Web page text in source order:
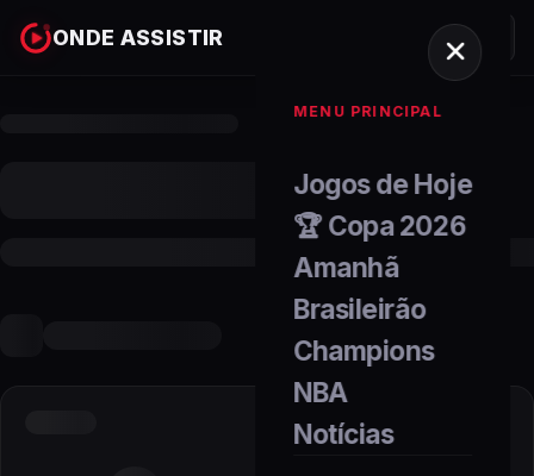
ONDE ASSISTIR
MENU PRINCIPAL
Jogos de Hoje
🏆 Copa 2026
Amanhã
Brasileirão
Champions
NBA
Notícias